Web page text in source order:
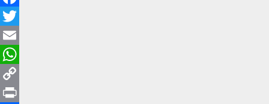
Facebook
Twitter
Email
WhatsApp
Copy